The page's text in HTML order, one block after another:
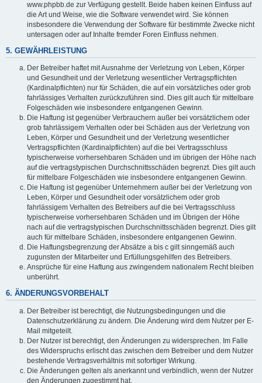
www.phpbb.de zur Verfügung gestellt. Beide haben keinen Einfluss auf
die Art und Weise, wie die Software verwendet wird. Sie können
insbesondere die Verwendung der Software für bestimmte Zwecke nicht
untersagen oder auf Inhalte fremder Foren Einfluss nehmen.
5. GEWÄHRLEISTUNG
Der Betreiber haftet mit Ausnahme der Verletzung von Leben, Körper
und Gesundheit und der Verletzung wesentlicher Vertragspflichten
(Kardinalpflichten) nur für Schäden, die auf ein vorsätzliches oder grob
fahrlässiges Verhalten zurückzuführen sind. Dies gilt auch für mittelbare
Folgeschäden wie insbesondere entgangenen Gewinn.
Die Haftung ist gegenüber Verbrauchern außer bei vorsätzlichem oder
grob fahrlässigem Verhalten oder bei Schäden aus der Verletzung von
Leben, Körper und Gesundheit und der Verletzung wesentlicher
Vertragspflichten (Kardinalpflichten) auf die bei Vertragsschluss
typischerweise vorhersehbaren Schäden und im übrigen der Höhe nach
auf die vertragstypischen Durchschnittsschäden begrenzt. Dies gilt auch
für mittelbare Folgeschäden wie insbesondere entgangenen Gewinn.
Die Haftung ist gegenüber Unternehmern außer bei der Verletzung von
Leben, Körper und Gesundheit oder vorsätzlichem oder grob
fahrlässigem Verhalten des Betreibers auf die bei Vertragsschluss
typischerweise vorhersehbaren Schäden und im Übrigen der Höhe
nach auf die vertragstypischen Durchschnittsschäden begrenzt. Dies gilt
auch für mittelbare Schäden, insbesondere entgangenen Gewinn.
Die Haftungsbegrenzung der Absätze a bis c gilt sinngemäß auch
zugunsten der Mitarbeiter und Erfüllungsgehilfen des Betreibers.
Ansprüche für eine Haftung aus zwingendem nationalem Recht bleiben
unberührt.
6. ÄNDERUNGSVORBEHALT
Der Betreiber ist berechtigt, die Nutzungsbedingungen und die
Datenschutzerklärung zu ändern. Die Änderung wird dem Nutzer per E-
Mail mitgeteilt.
Der Nutzer ist berechtigt, den Änderungen zu widersprechen. Im Falle
des Widerspruchs erlischt das zwischen dem Betreiber und dem Nutzer
bestehende Vertragsverhältnis mit sofortiger Wirkung.
Die Änderungen gelten als anerkannt und verbindlich, wenn der Nutzer
den Änderungen zugestimmt hat.